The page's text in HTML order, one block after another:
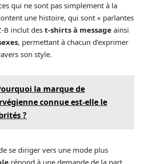
qui ne sont pas simplement à la
une histoire, qui sont « parlantes
B inclut des t-shirts à message ainsi
, permettant à chacun d’exprimer
son style.
la marque de
connue est-elle le
?
se diriger vers une mode plus
répond à une demande de la part